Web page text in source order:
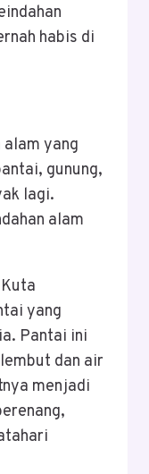
habis di
yang
gunung,
lagi.
alam
yang
Pantai ini
dan air
menjadi